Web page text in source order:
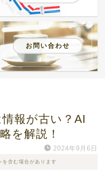
お問い合わせ
報が古い？AI
を解説！
2024年9月6日
を含む場合があります